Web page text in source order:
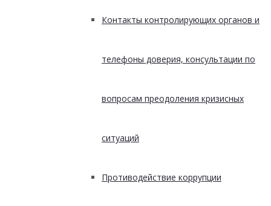
Контакты контролирующих органов и
телефоны доверия, консультации по
вопросам преодоления кризисных
ситуаций
Противодействие коррупции